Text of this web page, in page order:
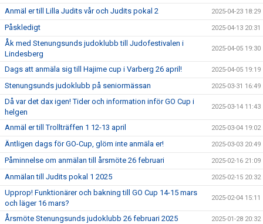
Anmäl er till Lilla Judits vår och Judits pokal 2 2025-04-23 18:29
Påskledigt 2025-04-13 20:31
Åk med Stenungsunds judoklubb till Judofestivalen i
Lindesberg
2025-04-05 19:30
Dags att anmäla sig till Hajime cup i Varberg 26 april! 2025-04-05 19:19
Stenungsunds judoklubb på seniormässan 2025-03-31 16:49
Då var det dax igen! Tider och information inför GO Cup i
helgen
2025-03-14 11:43
Anmäl er till Trollträffen 1 12-13 april 2025-03-04 19:02
Äntligen dags för GO-Cup, glöm inte anmäla er! 2025-03-03 20:49
Påminnelse om anmälan till årsmöte 26 februari 2025-02-16 21:09
Anmälan till Judits pokal 1 2025 2025-02-15 20:32
Upprop! Funktionärer och bakning till GO Cup 14-15 mars
och läger 16 mars?
2025-02-04 15:11
Årsmöte Stenungsunds judoklubb 26 februari 2025 2025-01-28 20:32